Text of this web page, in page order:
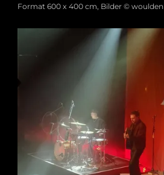
Format 600 x 400 cm, Bilder © woulden